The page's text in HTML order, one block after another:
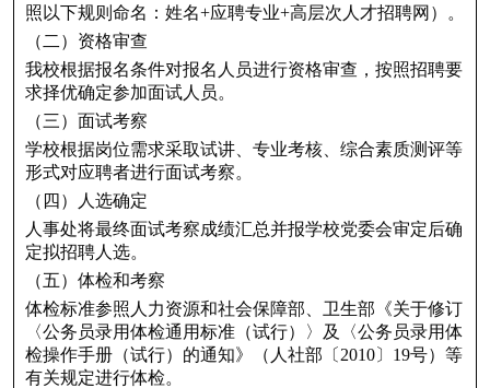
照以下规则命名：姓名+应聘专业+高层次人才招聘网）。
（二）资格审查
我校根据报名条件对报名人员进行资格审查，按照招聘要
求择优确定参加面试人员。
（三）面试考察
学校根据岗位需求采取试讲、专业考核、综合素质测评等
形式对应聘者进行面试考察。
（四）人选确定
人事处将最终面试考察成绩汇总并报学校党委会审定后确
定拟招聘人选。
（五）体检和考察
体检标准参照人力资源和社会保障部、卫生部《关于修订
〈公务员录用体检通用标准（试行）〉及〈公务员录用体
检操作手册（试行）的通知》（人社部〔2010〕19号）等
有关规定进行体检。